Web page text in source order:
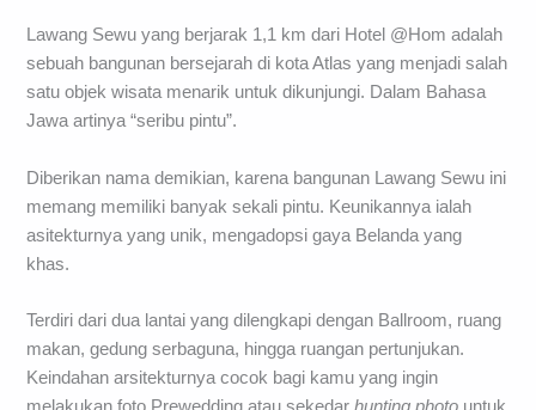
Lawang Sewu yang berjarak 1,1 km dari Hotel @Hom adalah
sebuah bangunan bersejarah di kota Atlas yang menjadi salah
satu objek wisata menarik untuk dikunjungi. Dalam Bahasa
Jawa artinya “seribu pintu”.
Diberikan nama demikian, karena bangunan Lawang Sewu ini
memang memiliki banyak sekali pintu. Keunikannya ialah
asitekturnya yang unik, mengadopsi gaya Belanda yang
khas.
Terdiri dari dua lantai yang dilengkapi dengan Ballroom, ruang
makan, gedung serbaguna, hingga ruangan pertunjukan.
Keindahan arsitekturnya cocok bagi kamu yang ingin